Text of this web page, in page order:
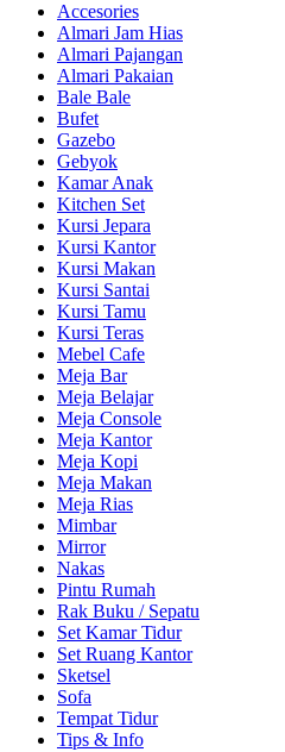
Accesories
Almari Jam Hias
Almari Pajangan
Almari Pakaian
Bale Bale
Bufet
Gazebo
Gebyok
Kamar Anak
Kitchen Set
Kursi Jepara
Kursi Kantor
Kursi Makan
Kursi Santai
Kursi Tamu
Kursi Teras
Mebel Cafe
Meja Bar
Meja Belajar
Meja Console
Meja Kantor
Meja Kopi
Meja Makan
Meja Rias
Mimbar
Mirror
Nakas
Pintu Rumah
Rak Buku / Sepatu
Set Kamar Tidur
Set Ruang Kantor
Sketsel
Sofa
Tempat Tidur
Tips & Info